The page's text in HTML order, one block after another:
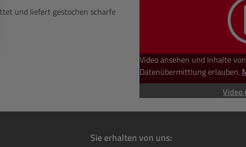
und liefert gestochen scharfe
Video ansehen und Inhalte
Datenübermittlung erlauben.
Video
Sie erhalten von uns: